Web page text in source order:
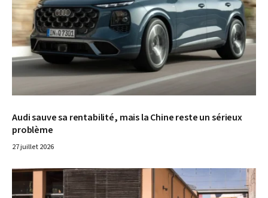
Audi sauve sa rentabilité, mais la Chine reste un sérieux
problème
27 juillet 2026
© Cupra